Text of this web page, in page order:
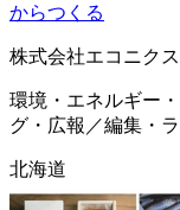
からつくる
株式会社エコニクス
環境・エネルギー
グ・広報／編集・
北海道